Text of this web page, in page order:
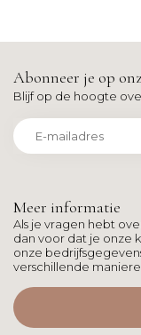
Meer informatie
Als je vragen hebt
dan voor dat je onze
onze
verschillende
Abonneer je op
Blijf op de hoogte